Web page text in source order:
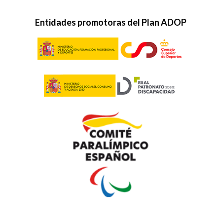
Entidades promotoras del Plan ADOP